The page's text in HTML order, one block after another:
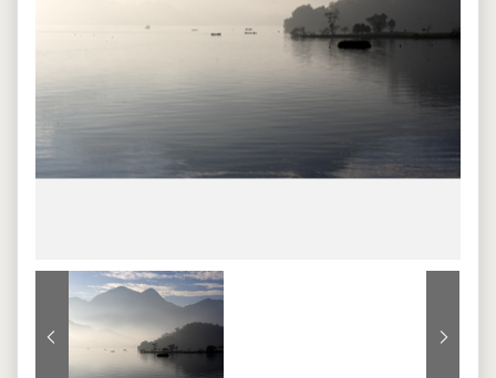
上一張 下一張